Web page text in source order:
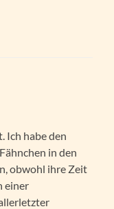
Ich habe den
in den
obwohl ihre Zeit
einer